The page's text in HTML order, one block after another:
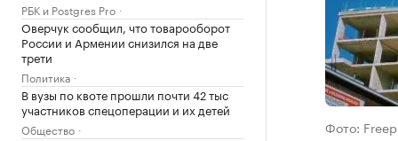
РБК и Postgres Pro
Оверчук сообщил, что товарооборот
России и Армении снизился на две
трети
Политика
В вузы по квоте прошли почти 42 тыс
участников спецоперации и их детей
Общество Фото: